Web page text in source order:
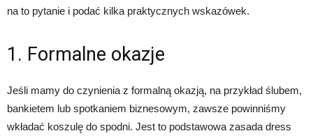
na to pytanie i podać kilka praktycznych wskazówek.
1. Formalne okazje
Jeśli mamy do czynienia z formalną okazją, na przykład ślubem,
bankietem lub spotkaniem biznesowym, zawsze powinniśmy
wkładać koszulę do spodni. Jest to podstawowa zasada dress